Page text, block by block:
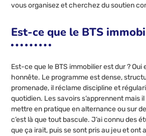
vous organisez et cherchez du soutien
Est-ce que le BTS
Est-ce que le BTS immobilier est dur ? Oui
honnête. Le programme est dense,
promenade, il réclame discipline et
quotidien. Les savoirs s’apprennent mais
mettre en pratique en alternance ou sur
c’est là que tout bascule. J’ai connu des
que ça irait, puis se sont pris au jeu et ont